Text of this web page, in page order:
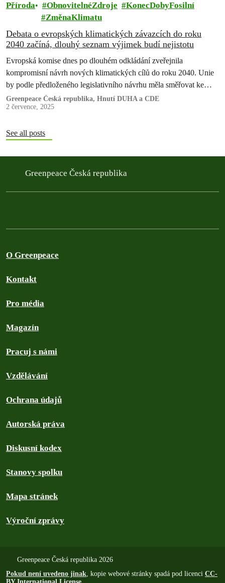
Příroda ObnovitelnéZdroje
KonecDobyFosilní
ZměnaKlimatu
Debata o evropských klimatických závazcích do roku
2040 začíná, dlouhý seznam výjimek budí nejistotu
Evropská komise dnes po dlouhém odkládání zveřejnila
kompromisní návrh nových klimatických cílů do roku 2040. Unie
by podle předloženého legislativního návrhu měla směřovat ke
snížení emisí skleníkových plynů o 90 % oproti roku 1990. Nová
pravidla ale také mluví o řadě výjimek.
Greenpeace Česká republika, Hnutí DUHA a CDE
2 července, 2025
See all posts
Greenpeace Česká republika
O Greenpeace
Kontakt
Pro média
Magazín
Pracuj s námi
Vzdělávání
Ochrana údajů
Autorská práva
Diskusní kodex
Stanovy spolku
Mapa stránek
Výroční zprávy
Greenpeace Česká republika 2026
Pokud není uvedeno jinak, kopie webové stránky spadá pod licenci CC-